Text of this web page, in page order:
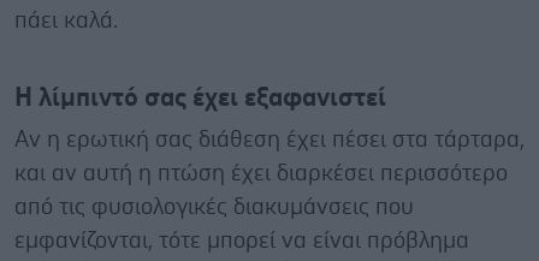
πάει καλά.
Η λίμπιντό σας έχει εξαφανιστεί
Αν η ερωτική σας διάθεση έχει πέσει στα τάρταρα,
και αν αυτή η πτώση έχει διαρκέσει περισσότερο
από τις φυσιολογικές διακυμάνσεις που
εμφανίζονται, τότε μπορεί να είναι πρόβλημα